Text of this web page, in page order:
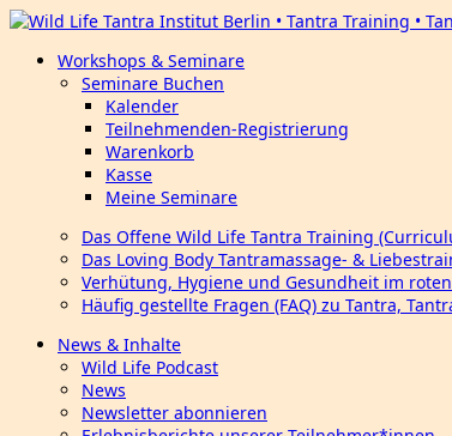
Workshops & Seminare
Seminare Buchen
Kalender
Teilnehmenden-Registrierung
Warenkorb
Kasse
Meine Seminare
Das Offene Wild Life Tantra Training
Das Loving Body Tantramassage- &
Verhütung, Hygiene und Gesundheit im
Häufig gestellte Fragen (FAQ) zu Tantra,
News & Inhalte
Wild Life Podcast
News
Newsletter abonnieren